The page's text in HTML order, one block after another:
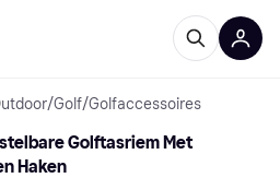
/Golf/Golfaccessoires
Golftasriem Met
Haken